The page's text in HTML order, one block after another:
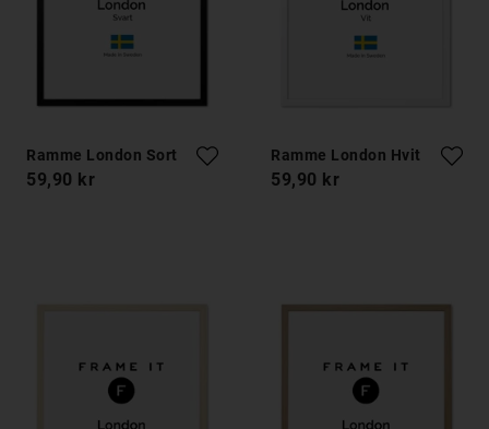
Ramme London Sort
59,90 kr
Ramme London Hvit
59,90 kr